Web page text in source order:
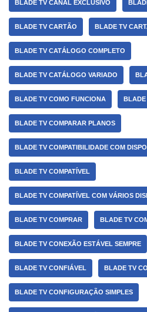
BLADE TV CANAL EXCLUSIVO
BLADE TV CARTÃO BLADE TV
BLADE TV CATÁLOGO COMPLETO
BLADE TV CATÁLOGO VARIADO
BLADE TV COMO FUNCIONA BLADE
BLADE TV COMPARAR PLANOS
BLADE TV COMPATIBILIDADE COM
BLADE TV COMPATÍVEL
BLADE TV COMPATÍVEL COM VÁRIOS
BLADE TV COMPRAR BLADE TV
BLADE TV CONEXÃO ESTÁVEL SEMPRE
BLADE TV CONFIÁVEL BLADE TV
BLADE TV CONFIGURAÇÃO SIMPLES